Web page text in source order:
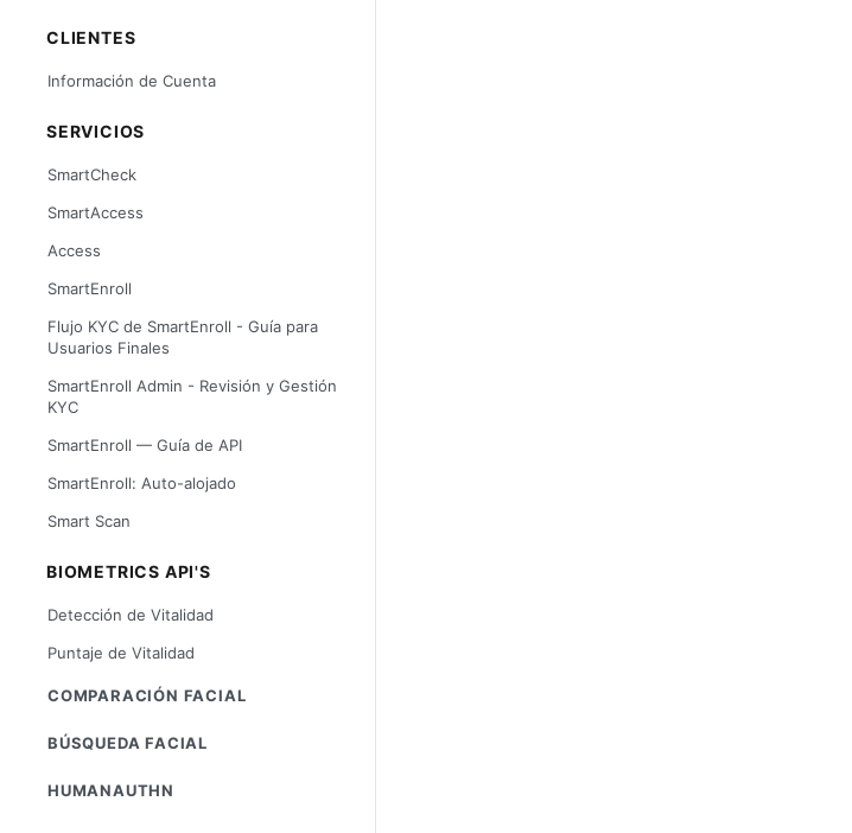
CLIENTES
Información de Cuenta
SERVICIOS
SmartCheck
SmartAccess
Access
SmartEnroll
Flujo KYC de SmartEnroll - Guía para
Usuarios Finales
SmartEnroll Admin - Revisión y Gestión
KYC
SmartEnroll — Guía de API
SmartEnroll: Auto-alojado
Smart Scan
BIOMETRICS API'S
Detección de Vitalidad
Puntaje de Vitalidad
COMPARACIÓN FACIAL
BÚSQUEDA FACIAL
HUMANAUTHN